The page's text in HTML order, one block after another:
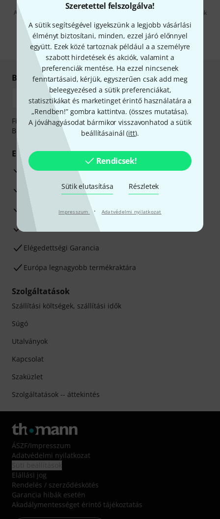
Szeretettel felszolgálva!
A sütik segítségével igyekszünk a legjobb vásárlási
élményt biztosítani, minden, ezzel járó előnnyel
együtt. Ezek közé tartoznak például a a személyre
szabott hirdetések és akciók, valamint a
preferenciák mentése. Ha ezzel nincsenek
fenntartásaid, kérjük, egyszerűen csak add meg
beleegyezésed a sütik preferenciákat,
statisztikákat és marketinget érintő használatára a
„Rendben!” gombra kattintva. (összes mutatása).
A jóváhagyásodat bármikor visszavonhatod a sütik
beállításainál (itt).
Rendicsek!
Sütik elutasítása Részletek
Impresszum · Adatvédelmi nyilatkozat
A "Bejelentkezés" gombra kattintva elfogadja, hogy e-mailben küldjünk
önnek hirdetéseket. Bármikor leiratkozhat erről. A hírlevélről további
információkat azdata protection guideline-ben talál.
* Kitöltés kötelező
Biztonságos vásárlás és fizetés
Fizessen biztonságosan, titkosítással: Banki átutalás vagy
Betéti- vagy hitelkártya segítségével
Előnyök
3 éves Thomann-garancia
30 napos pénzvisszafizetési garancia
Javítás/Szervizelés
Hozzáértők szaktanácsadása
Elégedettségi Garancia
Európa legnagyobb termékraktára
Szolgáltatások
Szállítási költségek, szállítási idők
Súgó
Utalványok
Kapcsolat
Szaküzlet
Szolgáltatások -- áttekintés
ÁSZF/Impresszum
Adatvédelmi nyilatkozat
Elállási jog
Rendelés / szerződéskötés
Garancia hibák esetén
Akadálymentességet érintő tájékoztatás